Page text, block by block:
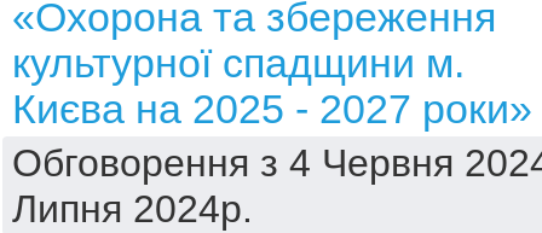
«Охорона та збереження
культурної спадщини м.
Києва на 2025 - 2027 роки»
Обговорення з 4 Червня
Липня 2024р.